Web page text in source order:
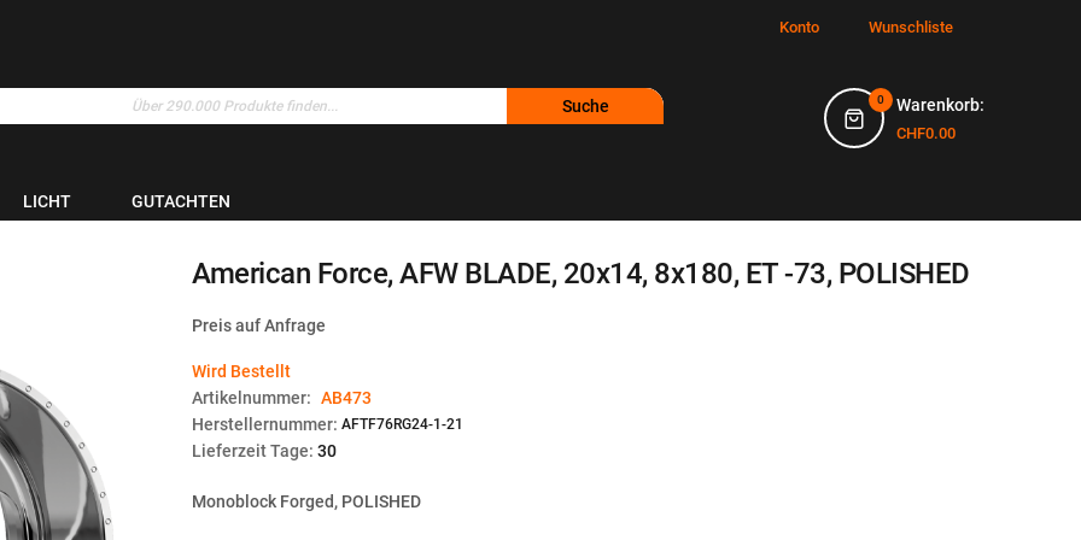
Konto Wunschliste
0 Warenkorb:
CHF0.00
Suche
LICHT GUTACHTEN
American Force, AFW BLADE, 20x14, 8x180, ET -73, POLISHED
Preis auf Anfrage
Wird Bestellt
Artikelnummer: AB473
Herstellernummer: AFTF76RG24-1-21
Lieferzeit Tage: 30
Monoblock Forged, POLISHED